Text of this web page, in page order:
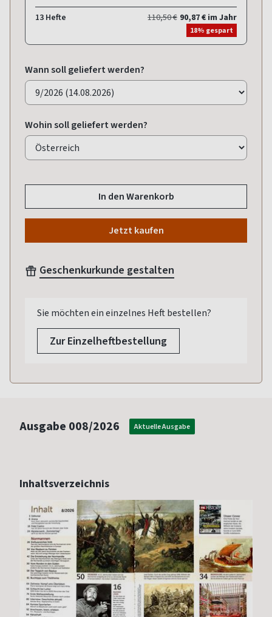
13 Hefte 110,50 € 90,87 € im Jahr
18% gespart
Wann soll geliefert werden?
Wohin soll geliefert werden?
In den Warenkorb
Jetzt kaufen
Geschenkurkunde gestalten
Sie möchten ein einzelnes Heft bestellen?
Zur Einzelheftbestellung
Ausgabe 008/2026 Aktuelle Ausgabe
Inhaltsverzeichnis